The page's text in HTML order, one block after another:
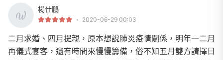
楊仕鵬
2020-06-29 00:03
二月求婚、四月提親，原本想說肺炎疫情關係，明年一二月
再儀式宴客，還有時間來慢慢籌備，俗不知五月雙方請擇日